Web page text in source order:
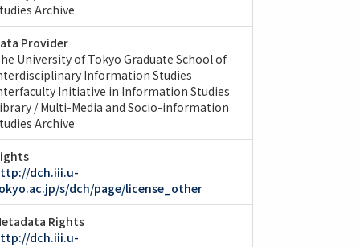
Archive
Provider
University of Tokyo Graduate School of
Information Studies
Initiative in Information Studies
/ Multi-Media and Socio-information
Archive
dch.iii.u-
s/dch/page/license_other
Rights
dch.iii.u-